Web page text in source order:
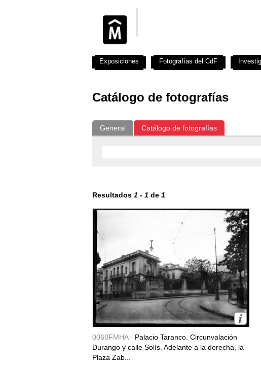
Catálogo de fotografías
General Catálogo de fotografías
Resultados 1 - 1 de 1
0060FMHA - Palacio Taranco. Circunvalación
Durango y calle Solís. Adelante a la derecha, la
Plaza Zab...
Exposiciones Fotografías del CdF